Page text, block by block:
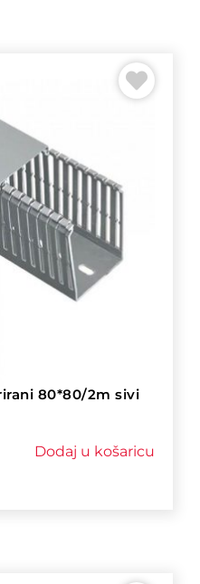
80*80/2m sivi
Dodaj u košaricu